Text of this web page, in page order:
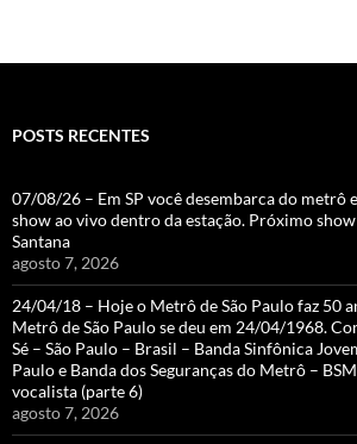
POSTS RECENTES
07/08/26 – Em SP você desembarca do metrô
show ao vivo dentro da estação. Próximo
Santana
agosto 7, 2026
24/04/18 – Hoje o Metrô de São Paulo faz 50
Metrô de São Paulo se deu em 24/04/1968.
Sé – São Paulo – Brasil – Banda Sinfônica
Paulo e Banda dos Seguranças do Metrô –
vocalista (parte 6)
agosto 7, 2026